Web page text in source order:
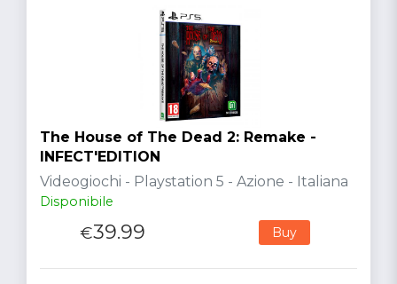
The House of The Dead 2: Remake -
INFECT'EDITION
Videogiochi - Playstation 5 - Azione - Italiana
Disponibile
€39.99 Buy